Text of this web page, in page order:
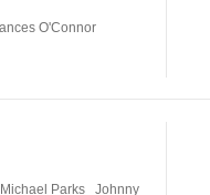
O'Connor
Michael Parks
Johnny